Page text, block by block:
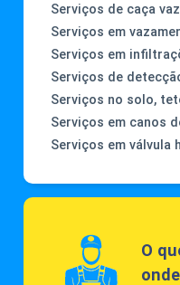
Serviços de caça
Serviços em
Serviços em
Serviços de
Serviços no solo,
Serviços em canos
Serviços em válvula
O